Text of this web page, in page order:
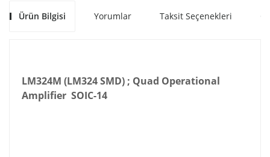
Ürün Bilgisi Yorumlar Taksit Seçenekleri
LM324M (LM324 SMD) ; Quad Operational
Amplifier SOIC-14